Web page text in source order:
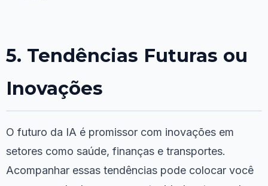
5. Tendências Futuras ou
Inovações
O futuro da IA é promissor com inovações em
setores como saúde, finanças e transportes.
Acompanhar essas tendências pode colocar você